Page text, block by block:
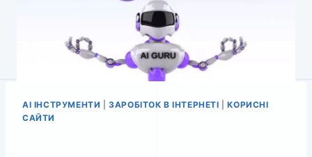
AI ІНСТРУМЕНТИ |ЗАРОБІТОК В ІНТЕРНЕТІ |КОРИСНІ
САЙТИ